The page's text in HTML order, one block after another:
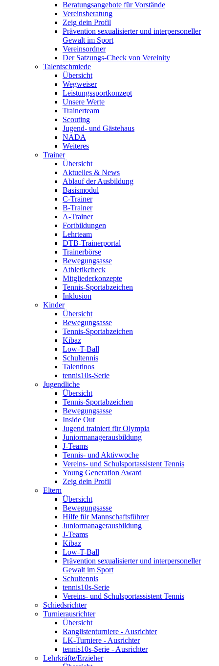
Beratungsangebote für Vorstände
Vereinsberatung
Zeig dein Profil
Prävention sexualisierter und interpersoneller
Gewalt im Sport
Vereinsordner
Der Satzungs-Check von Vereinity
Talentschmiede
Übersicht
Wegweiser
Leistungssportkonzept
Unsere Werte
Trainerteam
Scouting
Jugend- und Gästehaus
NADA
Weiteres
Trainer
Übersicht
Aktuelles & News
Ablauf der Ausbildung
Basismodul
C-Trainer
B-Trainer
A-Trainer
Fortbildungen
Lehrteam
DTB-Trainerportal
Trainerbörse
Bewegungsasse
Athletikcheck
Mitgliederkonzepte
Tennis-Sportabzeichen
Inklusion
Kinder
Übersicht
Bewegungsasse
Tennis-Sportabzeichen
Kibaz
Low-T-Ball
Schultennis
Talentinos
tennis10s-Serie
Jugendliche
Übersicht
Tennis-Sportabzeichen
Bewegungsasse
Inside Out
Jugend trainiert für Olympia
Juniormanagerausbildung
J-Teams
Tennis- und Aktivwoche
Vereins- und Schulsportassistent Tennis
Young Generation Award
Zeig dein Profil
Eltern
Übersicht
Bewegungsasse
Hilfe für Mannschaftsführer
Juniormanagerausbildung
J-Teams
Kibaz
Low-T-Ball
Prävention sexualisierter und interpersoneller
Gewalt im Sport
Schultennis
tennis10s-Serie
Vereins- und Schulsportassistent Tennis
Schiedsrichter
Turnierausrichter
Übersicht
Ranglistenturniere - Ausrichter
LK-Turniere - Ausrichter
tennis10s-Serie - Ausrichter
Lehrkräfte/Erzieher